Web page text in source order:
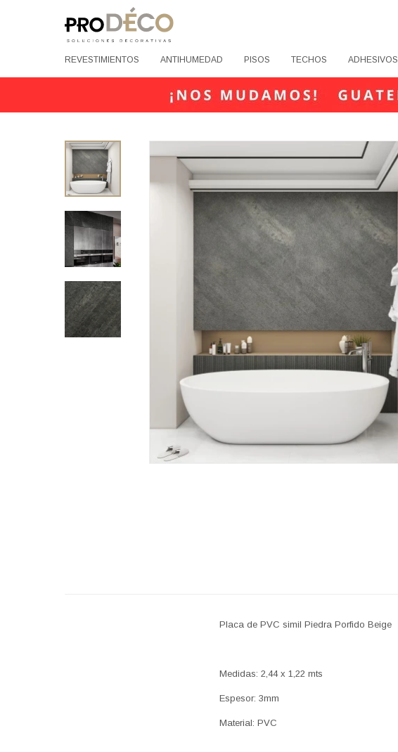
REVESTIMIENTOS ANTIHUMEDAD PISOS TECHOS ADHESIVOS
Placa de PVC simil Piedra Porfido Beige
Medidas: 2,44 x 1,22 mts
Espesor: 3mm
Material: PVC